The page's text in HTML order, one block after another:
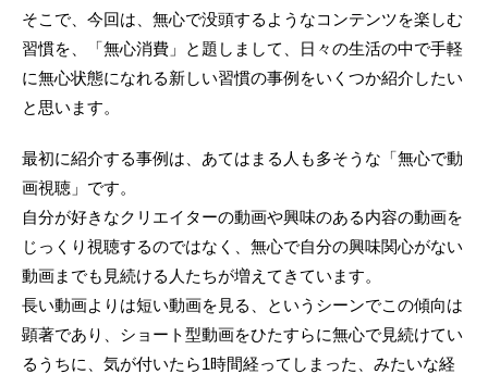
そこで、今回は、無心で没頭するようなコンテンツを楽しむ
習慣を、「無心消費」と題しまして、日々の生活の中で手軽
に無心状態になれる新しい習慣の事例をいくつか紹介したい
と思います。
最初に紹介する事例は、あてはまる人も多そうな「無心で動
画視聴」です。
自分が好きなクリエイターの動画や興味のある内容の動画を
じっくり視聴するのではなく、無心で自分の興味関心がない
動画までも見続ける人たちが増えてきています。
長い動画よりは短い動画を見る、というシーンでこの傾向は
顕著であり、ショート型動画をひたすらに無心で見続けてい
るうちに、気が付いたら1時間経ってしまった、みたいな経